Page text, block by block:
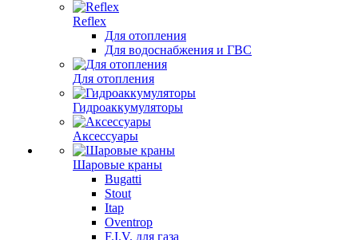
Reflex
Для отопления
Для водоснабжения и ГВС
Для отопления
Гидроаккумуляторы
Аксессуары
Шаровые краны
Bugatti
Stout
Itap
Oventrop
F.I.V. для газа